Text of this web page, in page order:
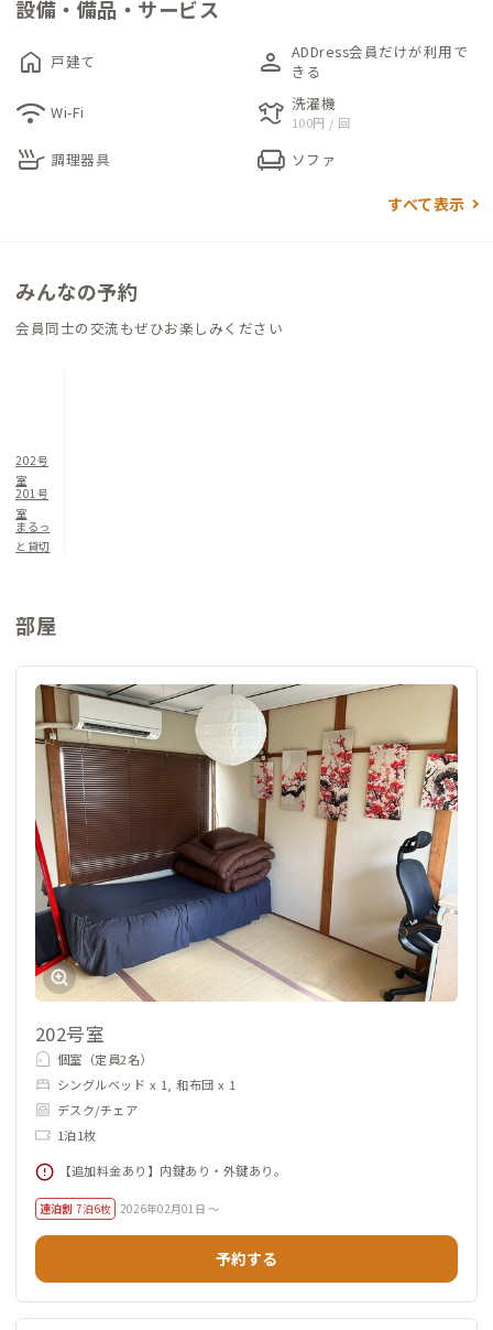
機能的なチェアも用意されています。まるっと貸切での利用も可
徒歩10分圏内に多数の飲食店や駅周辺の充実した利便施設が揃
い、昔ながらの温かみと活気が共存するエリア。どこか懐かしい
街並みを少し歩くと、近鉄南大阪線が走る線路があります。タイ
「さくらライナー」を見ることができます。鉄道好きの方にもお
設備・備品・サービス
home 戸建て person ADDress会員だけが利用で
きる
wifi Wi-Fi laundry 洗濯機
100円 / 回
skillet 調理器具 chair ソファ
すべて表示
みんなの予約
会員同士の交流もぜひお楽しみください
202号
室
201号
室
まるっ
と貸切
部屋
202号室
個室（定員2名）
シングルベッド x 1, 和布団 x 1
デスク/チェア
1泊1枚
【追加料金あり】内鍵あり・外鍵あり。
連泊割 7泊6枚 2026年02月01日 ～
予約する